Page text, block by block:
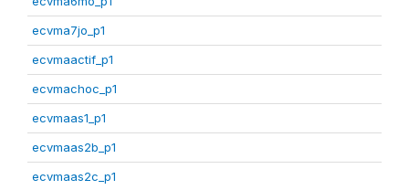
ecvma7jo_p1
ecvmaactif_p1
ecvmachoc_p1
ecvmaas1_p1
ecvmaas2b_p1
ecvmaas2c_p1